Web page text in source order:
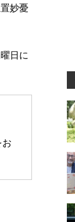
妙憂
日に
お